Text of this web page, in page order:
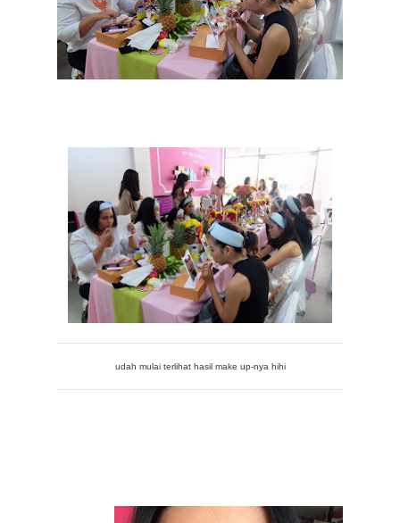
udah mulai terlihat hasil make up-nya hihi